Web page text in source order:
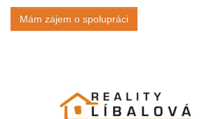
Mám zájem o spolupráci